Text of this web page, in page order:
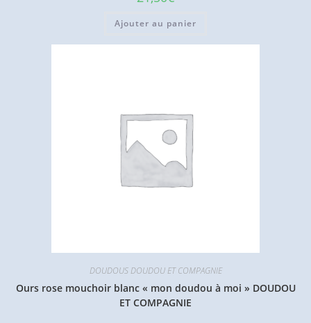
Ajouter au panier
DOUDOUS DOUDOU ET COMPAGNIE
Ours rose mouchoir blanc « mon doudou à moi » DOUDOU
ET COMPAGNIE